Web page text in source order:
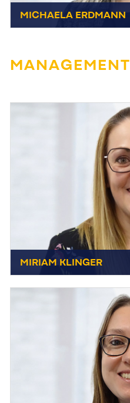
MICHAELA ERDMANN
CEO
MANAGEMENT
MIRIAM KLINGER
MIRIAM KLINGER